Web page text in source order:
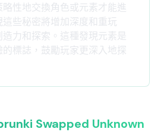
性地交換角色或元素才能進
這些秘密將增加深度和重玩
力和探索。這種發現元素是
標誌，鼓勵玩家更深入地探
Swapped Unknown